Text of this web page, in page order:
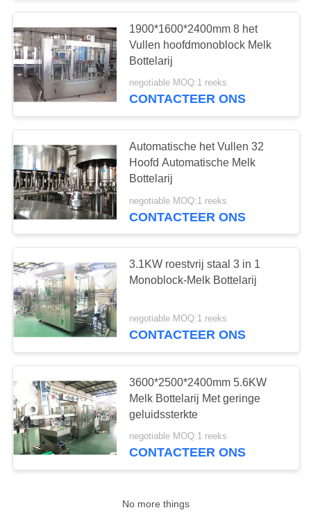
SITEMAP
PRIVACY
POLICYDe roterende Lijn
van het
Melkflessenvullen
UHT-
Melkproductielijn
Melk Bottelend
Materiaal
1900*1600*2400mm 8 het
Vullen hoofdmonoblock Melk
Bottelarij
negotiable MOQ:1 reeks
CONTACTEER ONS
Automatische het Vullen 32
Hoofd Automatische Melk
Bottelarij
negotiable MOQ:1 reeks
CONTACTEER ONS
3.1KW roestvrij staal 3 in 1
Monoblock-Melk Bottelarij
negotiable MOQ:1 reeks
CONTACTEER ONS
3600*2500*2400mm 5.6KW
Melk Bottelarij Met geringe
geluidssterkte
negotiable MOQ:1 reeks
CONTACTEER ONS
No more things